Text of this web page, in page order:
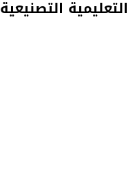
التعليمية التصنيعية